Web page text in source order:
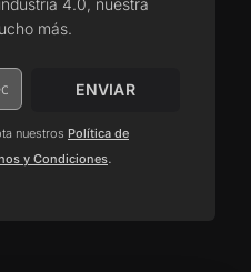
más.
nuestros Política de
y Condiciones.